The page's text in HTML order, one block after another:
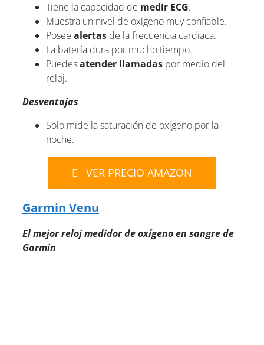
Tiene la capacidad de medir ECG.
Muestra un nivel de oxígeno muy confiable.
Posee alertas de la frecuencia cardiaca.
La batería dura por mucho tiempo.
Puedesatender llamadas por medio del
reloj.
Desventajas
Solo mide la saturación de oxígeno por la
noche.
VER PRECIO AMAZON
Garmin Venu
El mejor reloj medidor de oxígeno en sangre de
Garmin